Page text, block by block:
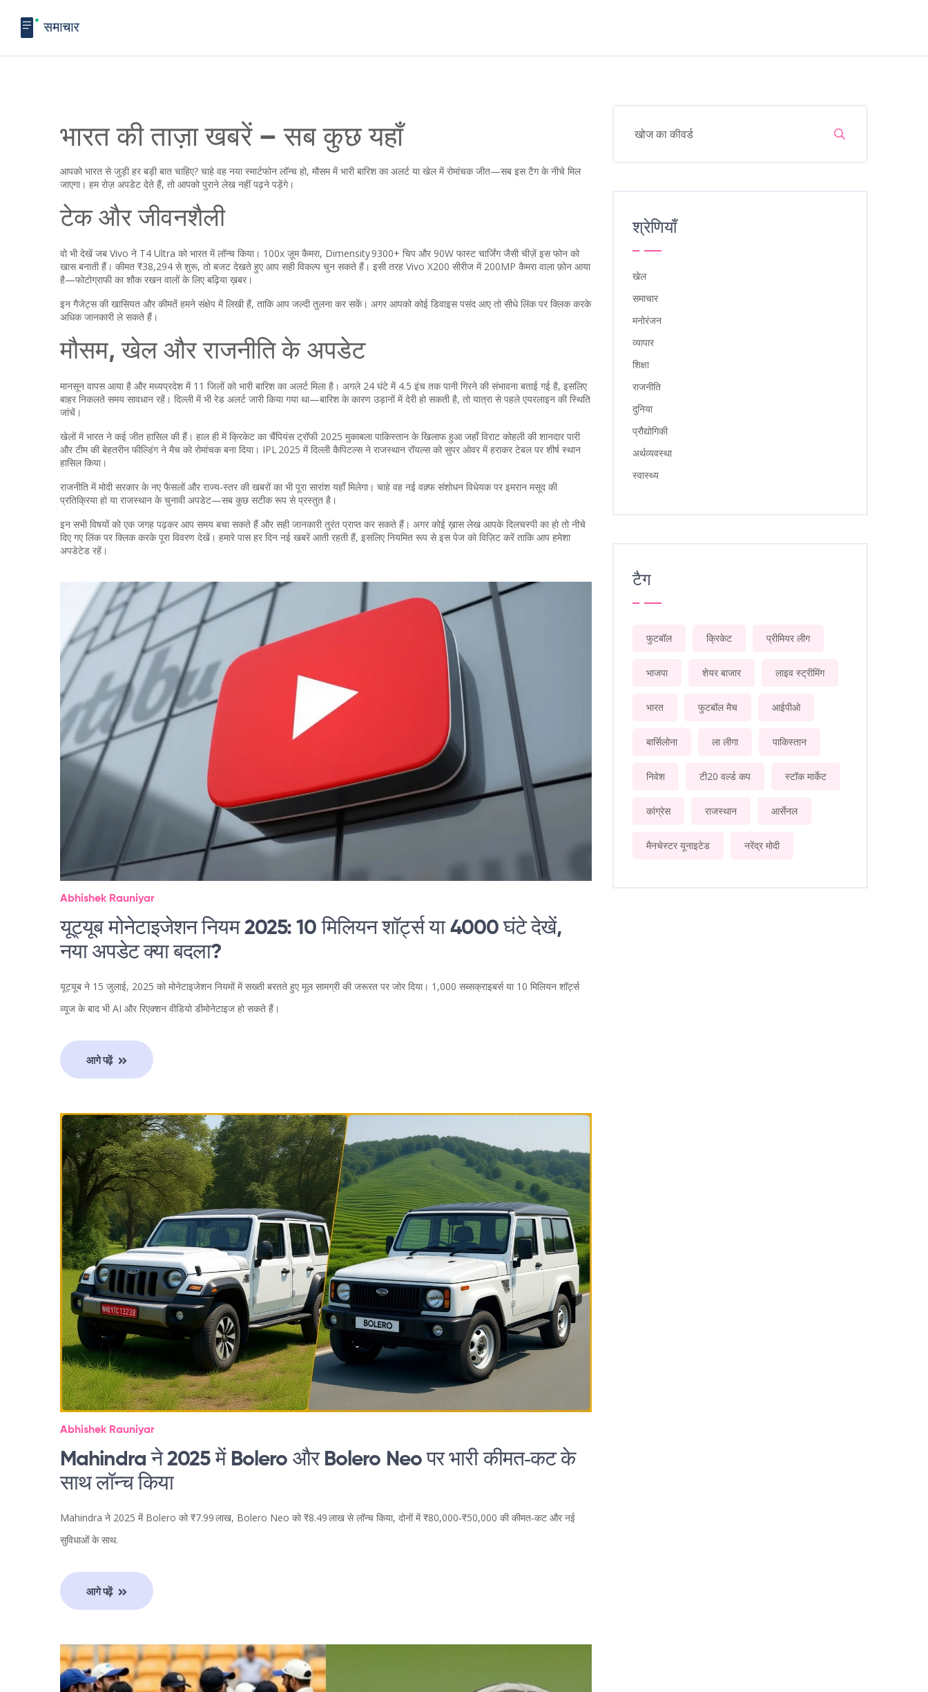
भारत की ताज़ा खबरें – सब कुछ यहाँ
आपको भारत से जुड़ी हर बड़ी बात चाहिए? चाहे वह नया स्मार्टफोन लॉन्च हो, मौसम में भारी बारिश का अलर्ट या खेल में रोमांचक जीत—सब इस टैग के नीचे मिल
जाएगा। हम रोज़ अपडेट देते हैं, तो आपको पुराने लेख नहीं पढ़ने पड़ेंगे।
टेक और जीवनशैली
वो भी देखें जब Vivo ने T4 Ultra को भारत में लॉन्च किया। 100x ज़ूम कैमरा, Dimensity 9300+ चिप और 90W फास्ट चार्जिंग जैसी चीज़ें इस फोन को
खास बनाती हैं। कीमत ₹38,294 से शुरू, तो बजट देखते हुए आप सही विकल्प चुन सकते हैं। इसी तरह Vivo X200 सीरीज में 200MP कैमरा वाला फ़ोन आया
है—फोटोग्राफी का शौक रखन वालों के लिए बढ़िया ख़बर।
इन गैजेट्स की खासियत और कीमतें हमने संक्षेप में लिखी हैं, ताकि आप जल्दी तुलना कर सकें। अगर आपको कोई डिवाइस पसंद आए तो सीधे लिंक पर क्लिक करके
अधिक जानकारी ले सकते हैं।
मौसम, खेल और राजनीति के अपडेट
मानसून वापस आया है और मध्यप्रदेश में 11 जिलों को भारी बारिश का अलर्ट मिला है। अगले 24 घंटे में 4.5 इंच तक पानी गिरने की संभावना बताई गई है, इसलिए
बाहर निकलते समय सावधान रहें। दिल्ली में भी रेड अलर्ट जारी किया गया था—बारिश के कारण उड़ानों में देरी हो सकती है, तो यात्रा से पहले एयरलाइन की स्थिति
जांचें।
खेलों में भारत ने कई जीत हासिल की हैं। हाल ही में क्रिकेट का चैंपियंस ट्रॉफी 2025 मुकाबला पाकिस्तान के खिलाफ हुआ जहाँ विराट कोहली की शानदार पारी
और टीम की बेहतरीन फील्डिंग ने मैच को रोमांचक बना दिया। IPL 2025 में दिल्ली कैपिटल्स ने राजस्थान रॉयल्स को सुपर ओवर में हराकर टेबल पर शीर्ष स्थान
हासिल किया।
राजनीति में मोदी सरकार के नए फैसलों और राज्य‑स्तर की खबरों का भी पूरा सारांश यहाँ मिलेगा। चाहे वह नई वक़्फ संशोधन विधेयक पर इमरान मसूद की
प्रतिक्रिया हो या राजस्थान के चुनावी अपडेट—सब कुछ सटीक रूप से प्रस्तुत है।
इन सभी विषयों को एक जगह पढ़कर आप समय बचा सकते हैं और सही जानकारी तुरंत प्राप्त कर सकते हैं। अगर कोई ख़ास लेख आपके दिलचस्पी का हो तो नीचे
दिए गए लिंक पर क्लिक करके पूरा विवरण देखें। हमारे पास हर दिन नई खबरें आती रहती हैं, इसलिए नियमित रूप से इस पेज को विज़िट करें ताकि आप हमेशा
अपडेटेड रहें।
Abhishek Rauniyar
यूट्यूब मोनेटाइजेशन नियम 2025: 10 मिलियन शॉर्ट्स या 4000 घंटे देखें,
नया अपडेट क्या बदला?
यूट्यूब ने 15 जुलाई, 2025 को मोनेटाइजेशन नियमों में सख्ती बरतते हुए मूल सामग्री की जरूरत पर जोर दिया। 1,000 सब्सक्राइबर्स या 10 मिलियन शॉर्ट्स
व्यूज के बाद भी AI और रिएक्शन वीडियो डीमोनेटाइज हो सकते हैं।
आगे पढ़ें
Abhishek Rauniyar
Mahindra ने 2025 में Bolero और Bolero Neo पर भारी कीमत‑कट के
साथ लॉन्च किया
Mahindra ने 2025 में Bolero को ₹7.99 लाख, Bolero Neo को ₹8.49 लाख से लॉन्च किया, दोनों में ₹80,000‑₹50,000 की कीमत‑कट और नई
सुविधाओं के साथ.
आगे पढ़ें
श्रेणियाँ
खेल
समाचार
मनोरंजन
व्यापार
शिक्षा
राजनीति
दुनिया
प्रौद्योगिकी
अर्थव्यवस्था
स्वास्थ्य
टैग
फुटबॉल क्रिकेट प्रीमियर लीग
भाजपा शेयर बाजार लाइव स्ट्रीमिंग
भारत फुटबॉल मैच आईपीओ
बार्सिलोना ला लीगा पाकिस्तान
निवेश टी20 वर्ल्ड कप स्टॉक मार्केट
कांग्रेस राजस्थान आर्सेनल
मैनचेस्टर यूनाइटेड नरेंद्र मोदी